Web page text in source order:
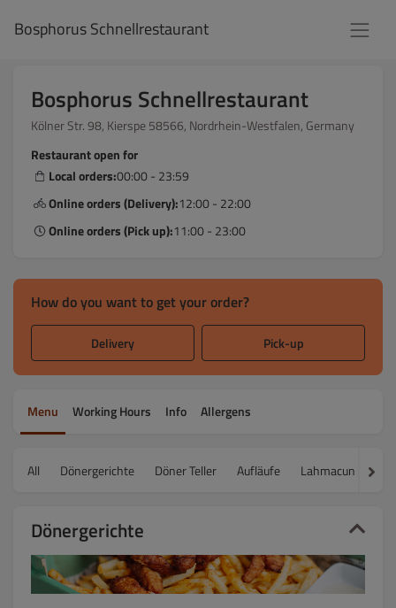
Bosphorus Schnellrestaurant
Bosphorus Schnellrestaurant
Kölner Str. 98, Kierspe 58566, Nordrhein-Westfalen, Germany
Restaurant open for
Local orders:00:00 - 23:59
Online orders (Delivery):12:00 - 22:00
Online orders (Pick up):11:00 - 23:00
How do you want to get your order?
Delivery Pick-up
Menu Working Hours Info Allergens
All Dönergerichte Döner Teller Aufläufe Lahmacun
Dönergerichte